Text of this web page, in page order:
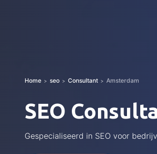
Home seo Consultant Amsterdam
SEO
Gespecialiseerd in SEO voor